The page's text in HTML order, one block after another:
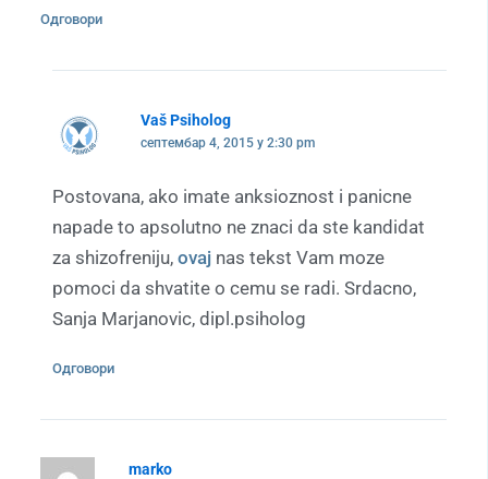
Одговори
Vaš Psiholog
септембар 4, 2015 у 2:30 pm
Postovana, ako imate anksioznost i panicne
napade to apsolutno ne znaci da ste kandidat
za shizofreniju,ovaj nas tekst Vam moze
pomoci da shvatite o cemu se radi. Srdacno,
Sanja Marjanovic, dipl.psiholog
Одговори
marko